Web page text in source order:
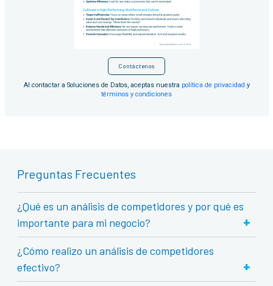
Contáctenos
Al contactar a Soluciones de Datos, aceptas nuestra política de privacidad y
términos y condiciones
Preguntas Frecuentes
¿Qué es un análisis de competidores y por qué es
importante para mi negocio?
+
¿Cómo realizo un análisis de competidores
efectivo?
+